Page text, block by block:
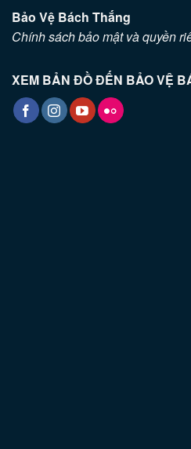
Bảo Vệ Bách Thắng
Chính sách bảo mật và quyền
XEM BẢN ĐỒ ĐẾN BẢO VỆ